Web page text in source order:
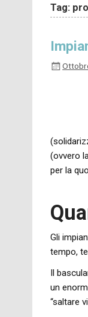
Tag:
(ovvero
per la
Gli
tempo,
Il
un
“saltare